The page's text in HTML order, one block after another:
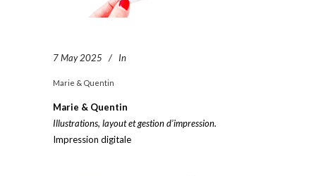
7 May 2025 In
Marie & Quentin
Marie & Quentin
Illustrations, layout et gestion d’impression.
Impression digitale